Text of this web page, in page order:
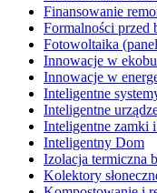
Finansowanie
Formalności przed
Fotowoltaika
Innowacje w
Innowacje w
Inteligentne
Inteligentne
Inteligentne zamki
Inteligentny Dom
Izolacja termiczna
Kolektory